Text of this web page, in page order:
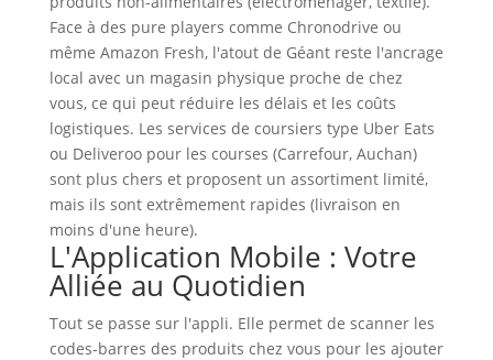
Face à des pure players comme Chronodrive ou
même Amazon Fresh, l'atout de Géant reste l'ancrage
local avec un magasin physique proche de chez
vous, ce qui peut réduire les délais et les coûts
logistiques. Les services de coursiers type Uber Eats
ou Deliveroo pour les courses (Carrefour, Auchan)
sont plus chers et proposent un assortiment limité,
mais ils sont extrêmement rapides (livraison en
moins d'une heure).
L'Application Mobile : Votre
Alliée au Quotidien
Tout se passe sur l'appli. Elle permet de scanner les
codes-barres des produits chez vous pour les ajouter